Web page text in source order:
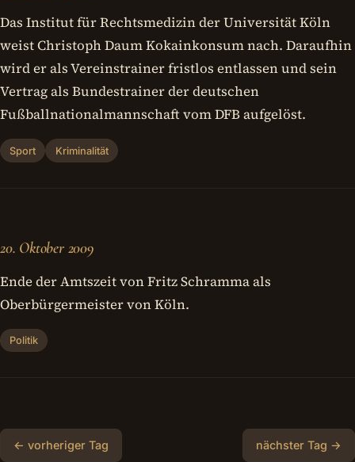
Das Institut für Rechtsmedizin der Universität Köln
weist Christoph Daum Kokainkonsum nach. Daraufhin
wird er als Vereinstrainer fristlos entlassen und sein
Vertrag als Bundestrainer der deutschen
Fußballnationalmannschaft vom DFB aufgelöst.
Sport Kriminalität
20. Oktober 2009
Ende der Amtszeit von Fritz Schramma als
Oberbürgermeister von Köln.
Politik
← vorheriger Tag nächster Tag →